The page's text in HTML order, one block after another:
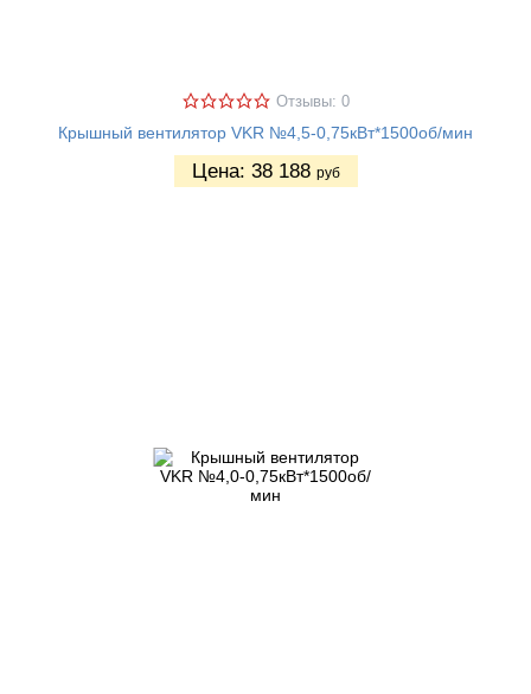
Отзывы: 0
Крышный вентилятор VKR №4,5-0,75кВт*1500об/мин
Цена: 38 188 руб